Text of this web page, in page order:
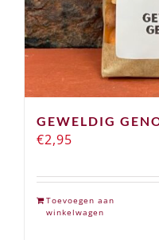
GEWELDIG
€2,95
Toevoegen aan
winkelwagen